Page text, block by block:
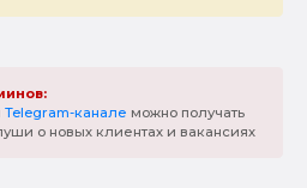
Telegram-канале можно получать
о новых клиентах и вакансиях